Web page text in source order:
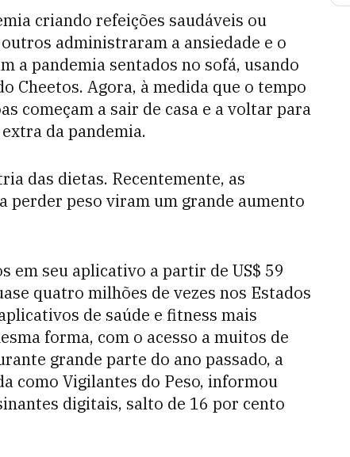
criando refeições saudáveis ou
administraram a ansiedade e o
a pandemia sentados no sofá, usando
Cheetos. Agora, à medida que o tempo
começam a sair de casa e a voltar para
da pandemia.
das dietas. Recentemente, as
perder peso viram um grande aumento
em seu aplicativo a partir de US$ 59
quatro milhões de vezes nos Estados
de saúde e fitness mais
forma, com o acesso a muitos de
grande parte do ano passado, a
como Vigilantes do Peso, informou
digitais, salto de 16 por cento